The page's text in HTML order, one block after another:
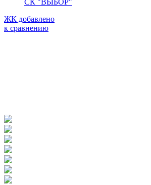
ЖК добавлено
к сравнению